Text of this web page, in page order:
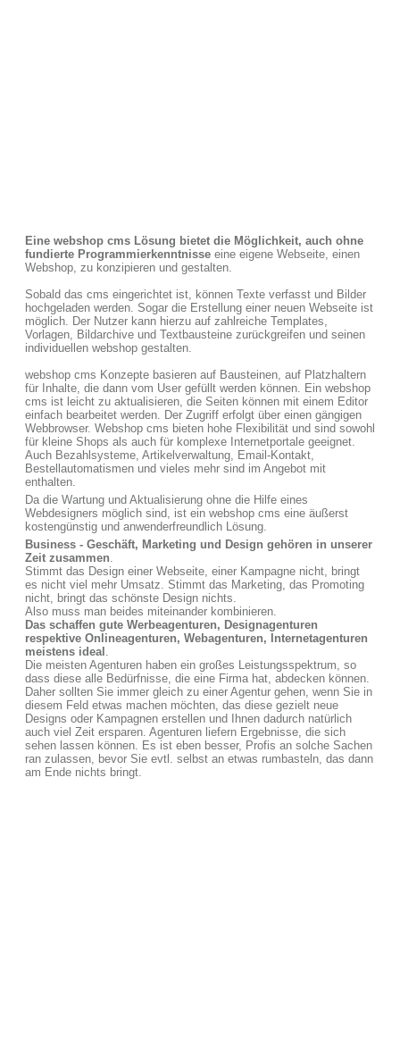
Eine webshop cms Lösung bietet die Möglichkeit, auch ohne
fundierte Programmierkenntnisse eine eigene Webseite, einen
Webshop, zu konzipieren und gestalten.
Sobald das cms eingerichtet ist, können Texte verfasst und Bilder
hochgeladen werden. Sogar die Erstellung einer neuen Webseite ist
möglich. Der Nutzer kann hierzu auf zahlreiche Templates,
Vorlagen, Bildarchive und Textbausteine zurückgreifen und seinen
individuellen webshop gestalten.
webshop cms Konzepte basieren auf Bausteinen, auf Platzhaltern
für Inhalte, die dann vom User gefüllt werden können. Ein webshop
cms ist leicht zu aktualisieren, die Seiten können mit einem Editor
einfach bearbeitet werden. Der Zugriff erfolgt über einen gängigen
Webbrowser. Webshop cms bieten hohe Flexibilität und sind sowohl
für kleine Shops als auch für komplexe Internetportale geeignet.
Auch Bezahlsysteme, Artikelverwaltung, Email-Kontakt,
Bestellautomatismen und vieles mehr sind im Angebot mit
enthalten.
Da die Wartung und Aktualisierung ohne die Hilfe eines
Webdesigners möglich sind, ist ein webshop cms eine äußerst
kostengünstig und anwenderfreundlich Lösung.
Business - Geschäft, Marketing und Design gehören in unserer
Zeit zusammen.
Stimmt das Design einer Webseite, einer Kampagne nicht, bringt
es nicht viel mehr Umsatz. Stimmt das Marketing, das Promoting
nicht, bringt das schönste Design nichts.
Also muss man beides miteinander kombinieren.
Das schaffen gute Werbeagenturen, Designagenturen
respektive Onlineagenturen, Webagenturen, Internetagenturen
meistens ideal .
Die meisten Agenturen haben ein großes Leistungsspektrum, so
dass diese alle Bedürfnisse, die eine Firma hat, abdecken können.
Daher sollten Sie immer gleich zu einer Agentur gehen, wenn Sie in
diesem Feld etwas machen möchten, das diese gezielt neue
Designs oder Kampagnen erstellen und Ihnen dadurch natürlich
auch viel Zeit ersparen. Agenturen liefern Ergebnisse, die sich
sehen lassen können. Es ist eben besser, Profis an solche Sachen
ran zulassen, bevor Sie evtl. selbst an etwas rumbasteln, das dann
am Ende nichts bringt.